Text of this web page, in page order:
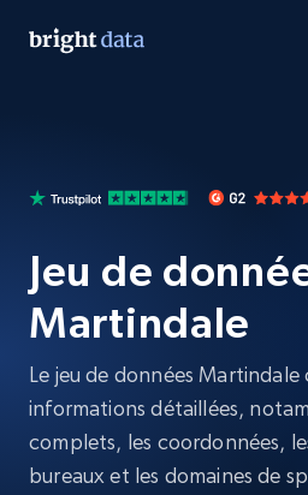
Jeu de
Martindale
Le jeu de données
informations détaillées,
complets, les coordonnées,
bureaux et les domaines de